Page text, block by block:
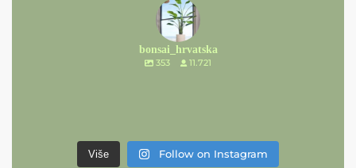
bonsai_hrvatska
353 11.721
Više Follow on Instagram